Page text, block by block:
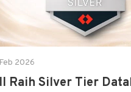
2026
Raih Silver Tier